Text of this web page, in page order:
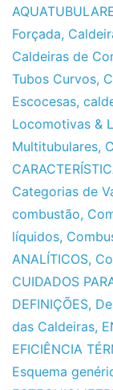
Forçada,
Caldeiras de
Tubos Curvos,
Escocesas,
Locomotivas &
Multitubulares,
Categorias de
combustão,
líquidos,
ANALÍTICOS,
CUIDADOS
DEFINIÇÕES,
das Caldeiras,
EFICIÊNCIA
Esquema